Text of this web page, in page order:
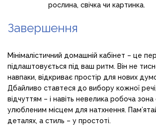
рослина, свічка чи картинка.
Завершення
Мінімалістичний домашній кабінет – це
підлаштовується під ваш ритм. Він не
навпаки, відкриває простір для нових
Дбайливо ставтеся до вибору кожної
відчуттям – і навіть невелика робоча зона
улюбленим місцем для натхнення.
деталях, а стиль – у простоті.